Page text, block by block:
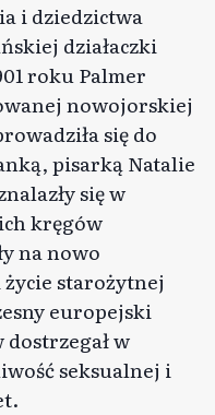
i dziedzictwa
działaczki
roku Palmer
nowojorskiej
się do
pisarką Natalie
się w
kręgów
na nowo
starożytnej
europejski
w
seksualnej i